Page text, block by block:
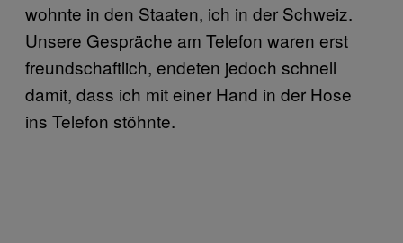
wohnte in den Staaten, ich in der Schweiz.
Unsere Gespräche am Telefon waren erst
freundschaftlich, endeten jedoch schnell
damit, dass ich mit einer Hand in der Hose
ins Telefon stöhnte.